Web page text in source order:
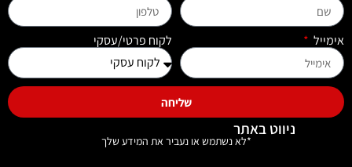
אימייל לקוח פרטי/עסקי
שליחה
*לא נשתמש או נעביר את המידע שלך
ניווט באתר